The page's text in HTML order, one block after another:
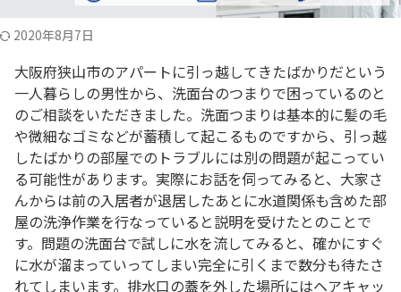
2020年8月7日
大阪府狭山市のアパートに引っ越してきたばかりだという
一人暮らしの男性から、洗面台のつまりで困っているのと
のご相談をいただきました。洗面つまりは基本的に髪の毛
や微細なゴミなどが蓄積して起こるものですから、引っ越
したばかりの部屋でのトラブルには別の問題が起こってい
る可能性があります。実際にお話を伺ってみると、大家さ
んからは前の入居者が退居したあとに水道関係も含めた部
屋の洗浄作業を行なっていると説明を受けたとのことで
す。問題の洗面台で試しに水を流してみると、確かにすぐ
に水が溜まっていってしまい完全に引くまで数分も待たさ
れてしまいます。排水口の蓋を外した場所にはヘアキャッ